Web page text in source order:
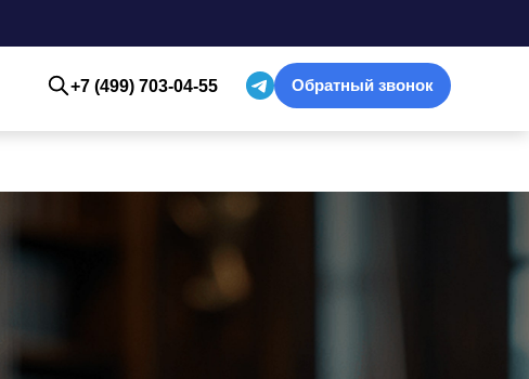
+7 (499) 703-04-55 Обратный звонок